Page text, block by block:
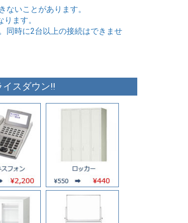
いことがあります。
ます。
同時に2台以上の接続はできませ
スダウン!!